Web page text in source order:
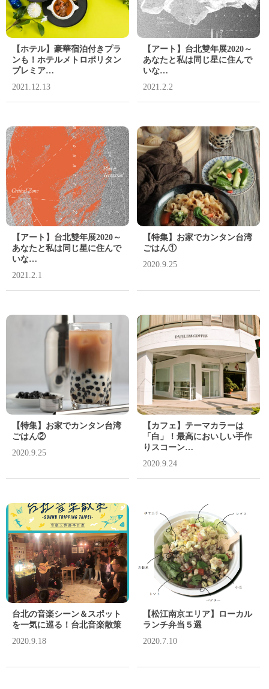
【ホテル】豪華宿泊付きプラ
ンも！ホテルメトロポリタン
プレミア…
2021.12.13
【アート】台北雙年展2020～
あなたと私は同じ星に住んで
いな…
2021.2.2
【アート】台北雙年展2020～
あなたと私は同じ星に住んで
いな…
2021.2.1
【特集】お家でカンタン台湾
ごはん①
2020.9.25
【特集】お家でカンタン台湾
ごはん②
2020.9.25
【カフェ】テーマカラーは
「白」！最高においしい手作
りスコーン…
2020.9.24
台北の音楽シーン＆スポット
を一気に巡る！台北音楽散策
2020.9.18
【松江南京エリア】ローカル
ランチ弁当５選
2020.7.10